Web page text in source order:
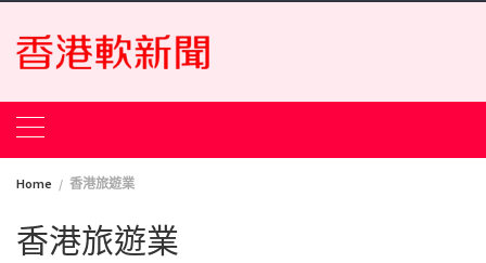
Skip
content
Home 香港旅遊業
香港旅遊業